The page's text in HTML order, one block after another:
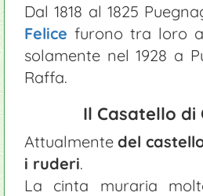
Dal 1818 al 1825
Felice furono tra loro
solamente nel 1928 a
Raffa.
Il Casatello di
Attualmente del
i ruderi.
La cinta muraria